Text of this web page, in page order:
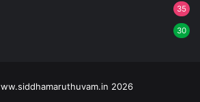
35
30
2026